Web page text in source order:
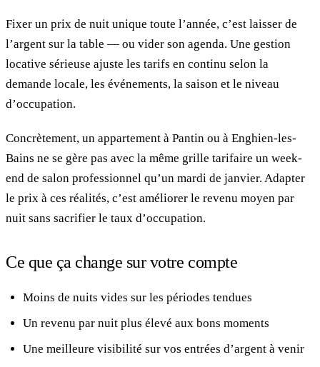
Fixer un prix de nuit unique toute l’année, c’est laisser de
l’argent sur la table — ou vider son agenda. Une gestion
locative sérieuse ajuste les tarifs en continu selon la
demande locale, les événements, la saison et le niveau
d’occupation.
Concrètement, un appartement à Pantin ou à Enghien-les-
Bains ne se gère pas avec la même grille tarifaire un week-
end de salon professionnel qu’un mardi de janvier. Adapter
le prix à ces réalités, c’est améliorer le revenu moyen par
nuit sans sacrifier le taux d’occupation.
Ce que ça change sur votre compte
Moins de nuits vides sur les périodes tendues
Un revenu par nuit plus élevé aux bons moments
Une meilleure visibilité sur vos entrées d’argent à venir